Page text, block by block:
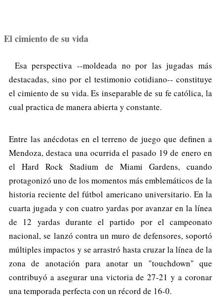
El cimiento de su vida
Esa perspectiva --moldeada no por las jugadas más
destacadas, sino por el testimonio cotidiano-- constituye
el cimiento de su vida. Es inseparable de su fe católica, la
cual practica de manera abierta y constante.
Entre las anécdotas en el terreno de juego que definen a
Mendoza, destaca una ocurrida el pasado 19 de enero en
el Hard Rock Stadium de Miami Gardens, cuando
protagonizó uno de los momentos más emblemáticos de la
historia reciente del fútbol americano universitario. En la
cuarta jugada y con cuatro yardas por avanzar en la línea
de 12 yardas durante el partido por el campeonato
nacional, se lanzó contra un muro de defensores, soportó
múltiples impactos y se arrastró hasta cruzar la línea de la
zona de anotación para anotar un "touchdown" que
contribuyó a asegurar una victoria de 27-21 y a coronar
una temporada perfecta con un récord de 16-0.